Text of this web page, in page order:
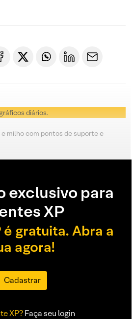
diários.
e milho com pontos de suporte e
exclusivo para
XP
é gratuita. Abra a
agora!
Cadastrar
XP?Faça seu login